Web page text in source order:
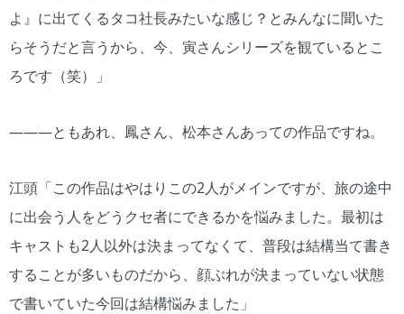
よ』に出てくるタコ社長みたいな感じ？とみんなに聞いた
らそうだと言うから、今、寅さんシリーズを観ているとこ
ろです（笑）」
―――ともあれ、鳳さん、松本さんあっての作品ですね。
江頭「この作品はやはりこの2人がメインですが、旅の途中
に出会う人をどうクセ者にできるかを悩みました。最初は
キャストも2人以外は決まってなくて、普段は結構当て書き
することが多いものだから、顔ぶれが決まっていない状態
で書いていた今回は結構悩みました」